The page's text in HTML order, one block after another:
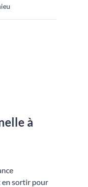
à
en sortir pour